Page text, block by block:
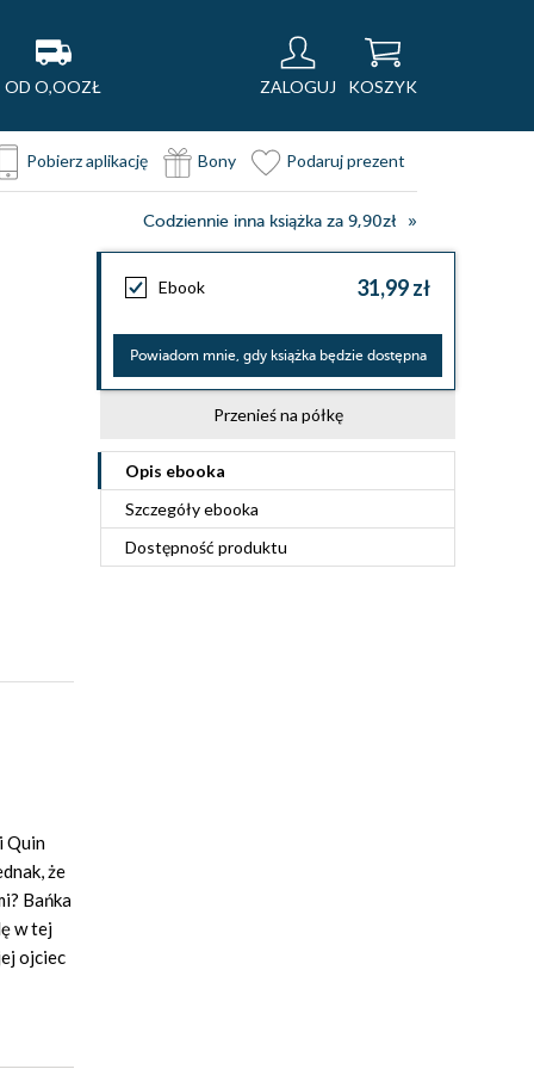
OD O,OOZŁ ZALOGUJ KOSZYK
Pobierz aplikację Bony Podaruj prezent
Codziennie inna książka za 9,90zł
Ebook 31,99 zł
Powiadom mnie, gdy książka będzie dostępna
Przenieś na półkę
Opis ebooka
Szczegółyebooka
Dostępność produktu
Quin
że
Bańka
w tej
ojciec